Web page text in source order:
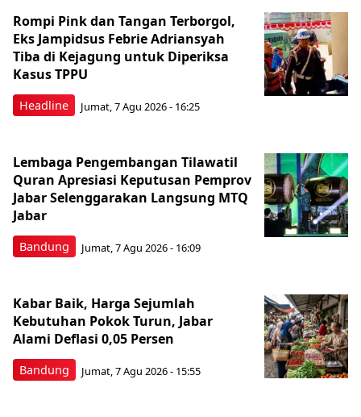
Headline
Rompi Pink dan Tangan Terborgol,
Eks Jampidsus Febrie Adriansyah
Tiba di Kejagung untuk Diperiksa
Kasus TPPU
Jumat, 7 Agu 2026 - 16:25
Bandung
Lembaga Pengembangan Tilawatil
Quran Apresiasi Keputusan Pemprov
Jabar Selenggarakan Langsung MTQ
Jabar
Jumat, 7 Agu 2026 - 16:09
Bandung
Kabar Baik, Harga Sejumlah
Kebutuhan Pokok Turun, Jabar
Alami Deflasi 0,05 Persen
Jumat, 7 Agu 2026 - 15:55